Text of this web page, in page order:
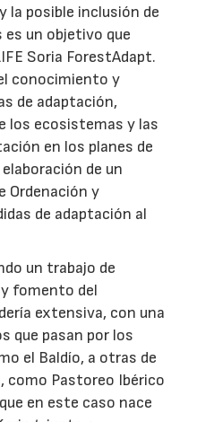
la posible inclusión de
un objetivo que
Soria ForestAdapt.
conocimiento y
de adaptación,
los ecosistemas y las
en los planes de
de un
Ordenación y
de adaptación al
un trabajo de
y fomento del
extensiva, con una
que pasan por los
el Baldío, a otras de
como Pastoreo Ibérico
en este caso nace